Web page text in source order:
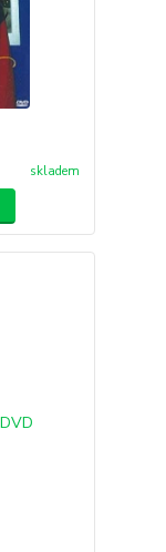
skladem